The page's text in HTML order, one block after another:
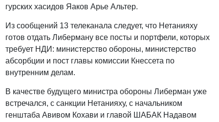
гурских хасидов Яаков Арье Альтер.
Из сообщений 13 телеканала следует, что Нетанияху
готов отдать Либерману все посты и портфели, которых
требует НДИ: министерство обороны, министерство
абсорбции и пост главы комиссии Кнессета по
внутренним делам.
В качестве будущего министра обороны Либерман уже
встречался, с санкции Нетанияху, с начальником
генштаба Авивом Кохави и главой ШАБАК Надавом